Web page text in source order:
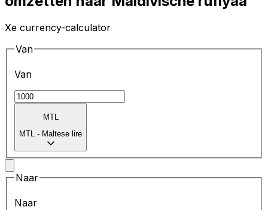
Xe currency-calculator
Van
Van
MTL
MTL - Maltese lire
Naar
Naar